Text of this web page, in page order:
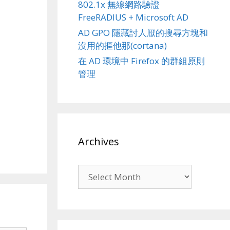
802.1x 無線網路驗證
FreeRADIUS + Microsoft AD
AD GPO 隱藏討人厭的搜尋方塊和
沒用的摳他那(cortana)
在 AD 環境中 Firefox 的群組原則
管理
Archives